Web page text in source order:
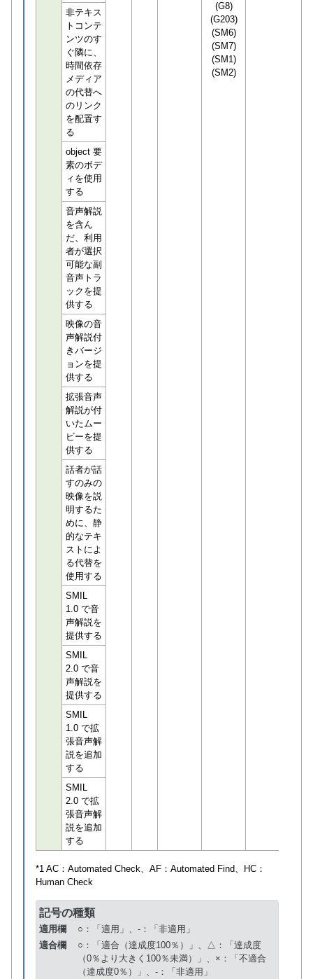
(G8)
(G203)
(SM6)
(SM7)
(SM1)
(SM2)
非テキス
トコンテ
ンツのす
ぐ隣に、
時間依存
メディア
の代替へ
のリンク
を配置す
る
object 要
素のボデ
ィを使用
する
音声解説
を含ん
だ、利用
者が選択
可能な副
音声トラ
ックを提
供する
映像の音
声解説付
きバージ
ョンを提
供する
拡張音声
解説が付
いたムー
ビーを提
供する
話者が話
すのみの
映像を説
明するた
めに、静
的なテキ
ストによ
る代替を
使用する
SMIL
1.0 で音
声解説を
提供する
SMIL
2.0 で音
声解説を
提供する
SMIL
1.0 で拡
張音声解
説を追加
する
SMIL
2.0 で拡
張音声解
説を追加
する
*1 AC： Automated Check、AF： Automated Find、HC：
Human Check
記号の種類
適用欄
○：「適用」、-：「非適用」
適合欄
○：「適合（達成度100％）」、△：「達成度
（0％より大きく100％未満）」、×：「不適合
（達成度0％）」、-：「非適用」